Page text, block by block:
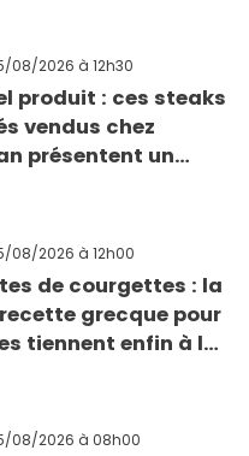
08/2026 à 12h30
produit : ces steaks
vendus chez
présentent un
08/2026 à 12h00
de courgettes : la
grecque pour
tiennent enfin à la
08/2026 à 08h00